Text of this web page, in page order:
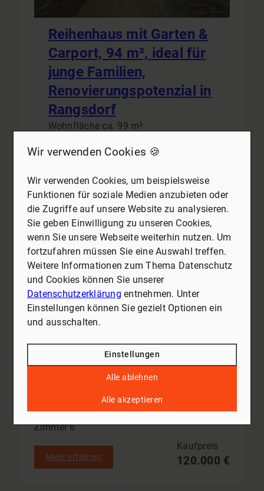
Reihenhaus mit Garten &
Carport, 94 m², ideal für
junge Familien,
Renovierungspotenzial in
Rangsdorf
Wohnfläche ca. 99 m²
275.000 €
16269 Wriezen
Haus zu kaufen
Wohnfläche ca. 203 m²
Zimmer 6
Mehr erfahren
Kaufpreis
120.000 €
Wir verwenden Cookies 🍪
Wir verwenden Cookies, um beispielsweise
Funktionen für soziale Medien anzubieten oder
die Zugriffe auf unsere Website zu analysieren.
Sie geben Einwilligung zu unseren Cookies,
wenn Sie unsere Webseite weiterhin nutzen. Um
fortzufahren müssen Sie eine Auswahl treffen.
Weitere Informationen zum Thema Datenschutz
und Cookies können Sie unserer
Datenschutzerklärung entnehmen. Unter
Einstellungen können Sie gezielt Optionen ein
und ausschalten.
Einstellungen
Alle ablehnen
Alle akzeptieren